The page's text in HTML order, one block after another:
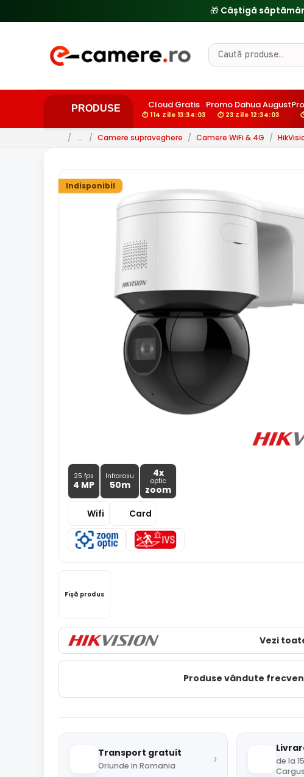
PRODUSE Cloud Gratis
⏱ 114 Zile 13:34:02
Promo Dahua August
⏱ 23 Zile 12:34:02
/ … / Camere supraveghere / Camere WiFi & 4G /
Indisponibil
25 fps
4 MP
Infrarosu
50m
4x
optic
zoom
Wifi
Card
Fișă produs
Vezi
Produse vândute
Transport gratuit
Oriunde in Romania ›
de la